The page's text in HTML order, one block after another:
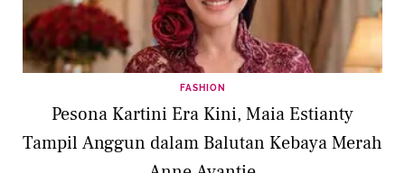
FASHION
Pesona Kartini Era Kini, Maia Estianty
Tampil Anggun dalam Balutan Kebaya Merah